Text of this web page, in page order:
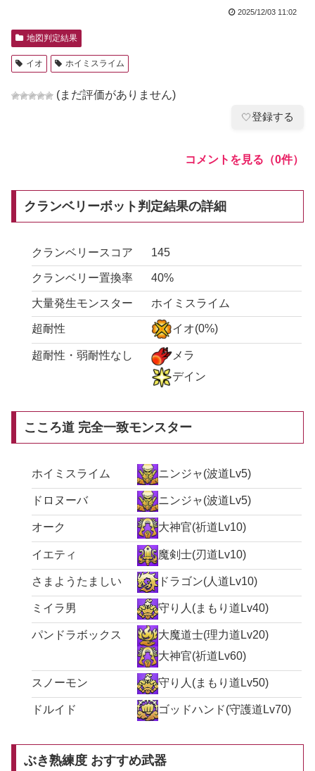
2025/12/03 11:02
地図判定結果
イオ ホイミスライム
(まだ評価がありません)
🤍登録する
コメントを見る（0件）
クランベリーボット判定結果の詳細
クランベリースコア 145
クランベリー置換率 40%
大量発生モンスター ホイミスライム
超耐性 イオ(0%)
超耐性・弱耐性なし
メラ
デイン
こころ道 完全一致モンスター
ホイミスライム ニンジャ(波道Lv5)
ドロヌーバ ニンジャ(波道Lv5)
オーク 大神官(祈道Lv10)
イエティ 魔剣士(刃道Lv10)
さまようたましい ドラゴン(人道Lv10)
ミイラ男 守り人(まもり道Lv40)
パンドラボックス
大魔道士(理力道Lv20)
大神官(祈道Lv60)
スノーモン 守り人(まもり道Lv50)
ドルイド ゴッドハンド(守護道Lv70)
ぶき熟練度 おすすめ武器